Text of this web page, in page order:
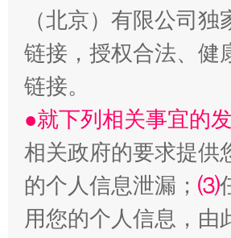
全民健身五年计划来了！等你上场
（北京）有限公司
链接，授权合法、健
链接。
●就下列相关事宜的
相关政府的要求提供
的个人信息泄漏； ⑶
用您的个人信息，由